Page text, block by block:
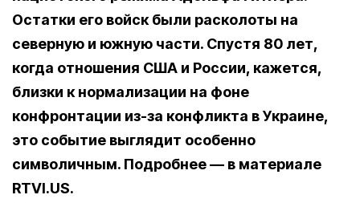
Остатки его войск были расколоты на
северную и южную части. Спустя 80 лет,
когда отношения США и России, кажется,
близки к нормализации на фоне
конфронтации из-за конфликта в Украине,
это событие выглядит особенно
символичным. Подробнее — в материале
RTVI.US.